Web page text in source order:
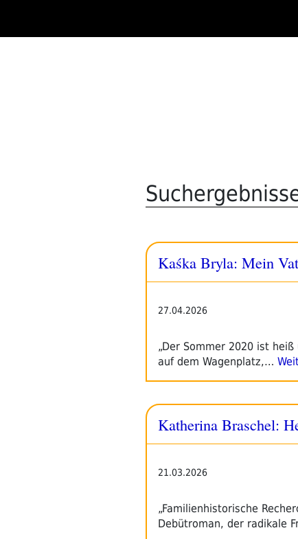
springen
Kaśka Bryla: Mein
27.04.2026
„Der Sommer 2020 ist
auf dem Wagenplatz,…
Katherina Braschel:
21.03.2026
„Familienhistorische
Debütroman, der radikale